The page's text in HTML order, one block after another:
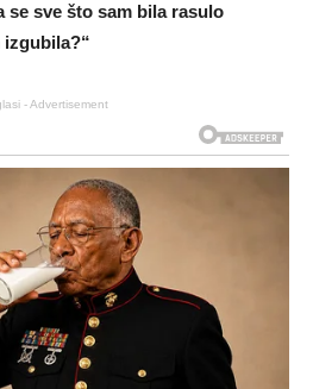
se sve što sam bila rasulo
izgubila?“
- Advertisement